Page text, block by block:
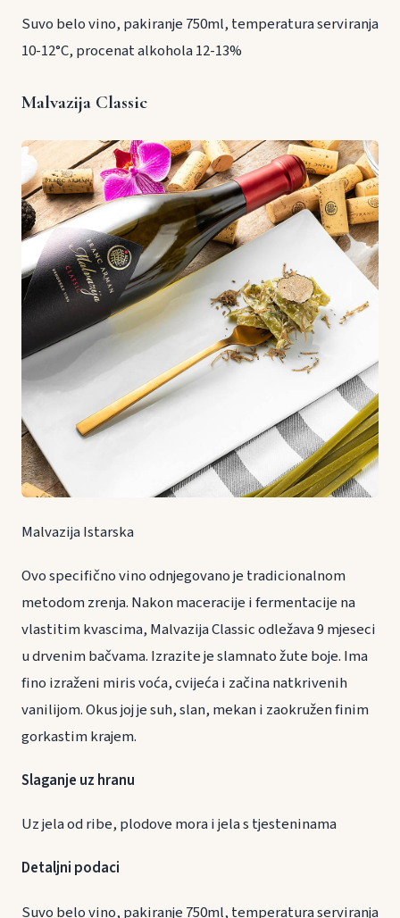
Suvo belo vino, pakiranje 750ml, temperatura serviranja
10-12°C, procenat alkohola 12-13%
Malvazija Classic
Malvazija Istarska
Ovo specifično vino odnjegovano je tradicionalnom
metodom zrenja. Nakon maceracije i fermentacije na
vlastitim kvascima, Malvazija Classic odležava 9 mjeseci
u drvenim bačvama. Izrazite je slamnato žute boje. Ima
fino izraženi miris voća, cvijeća i začina natkrivenih
vanilijom. Okus joj je suh, slan, mekan i zaokružen finim
gorkastim krajem.
Slaganje uz hranu
Uz jela od ribe, plodove mora i jela s tjesteninama
Detaljni podaci
Suvo belo vino, pakiranje 750ml, temperatura serviranja